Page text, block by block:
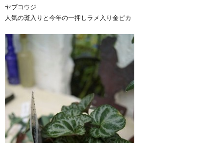
ヤブコウジ
人気の斑入りと今年の一押しラメ入り金ピカ